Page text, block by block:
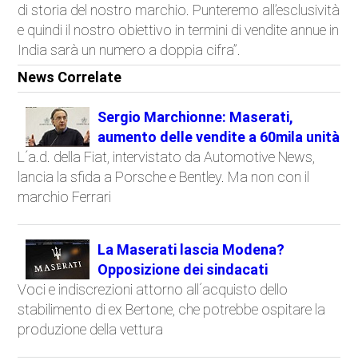
di storia del nostro marchio. Punteremo all’esclusività
e quindi il nostro obiettivo in termini di vendite annue in
India sarà un numero a doppia cifra”.
News Correlate
Sergio Marchionne: Maserati,
aumento delle vendite a 60mila unità
L´a.d. della Fiat, intervistato da Automotive News,
lancia la sfida a Porsche e Bentley. Ma non con il
marchio Ferrari
La Maserati lascia Modena?
Opposizione dei sindacati
Voci e indiscrezioni attorno all´acquisto dello
stabilimento di ex Bertone, che potrebbe ospitare la
produzione della vettura